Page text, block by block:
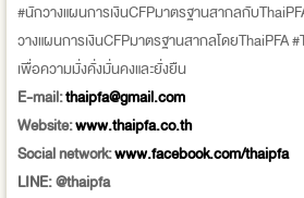
#นักวางแผนการเงินCFPมาตรฐานสากลกับ
วางแผนการเงินCFPมาตรฐานสากลโดยThaiPFA
เพื่อความมั่งคั่งมั่นคงและยั่งยืน
E-mail:thaipfa@gmail.com
Website:www.thaipfa.co.th
Social network:www.facebook.com/thaipfa
LINE: @thaipfa